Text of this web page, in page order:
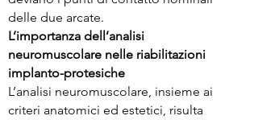
delle due arcate.
L’importanza dell’analisi
neuromuscolare nelle riabilitazioni
implanto-protesiche
L’analisi neuromuscolare, insieme ai
criteri anatomici ed estetici, risulta